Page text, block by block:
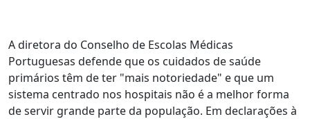
A diretora do Conselho de Escolas Médicas
Portuguesas defende que os cuidados de saúde
primários têm de ter "mais notoriedade" e que um
sistema centrado nos hospitais não é a melhor forma
de servir grande parte da população. Em declarações à